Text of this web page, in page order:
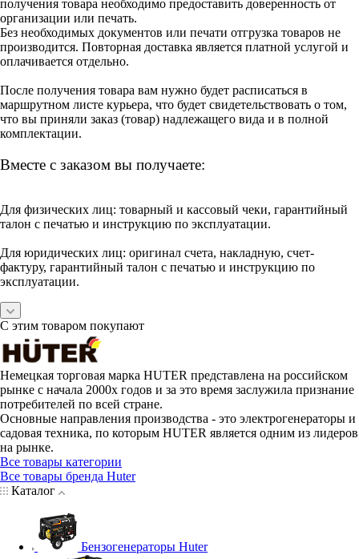
получения товара необходимо предоставить доверенность от
организации или печать.
Без необходимых документов или печати отгрузка товаров не
производится. Повторная доставка является платной услугой и
оплачивается отдельно.
После получения товара вам нужно будет расписаться в
маршрутном листе курьера, что будет свидетельствовать о том,
что вы приняли заказ (товар) надлежащего вида и в полной
комплектации.
Вместе с заказом вы получаете:
Для физических лиц: товарный и кассовый чеки, гарантийный
талон с печатью и инструкцию по эксплуатации.
Для юридических лиц: оригинал счета, накладную, счет-
фактуру, гарантийный талон с печатью и инструкцию по
эксплуатации.
С этим товаром покупают
Немецкая торговая марка HUTER представлена на российском
рынке с начала 2000х годов и за это время заслужила признание
потребителей по всей стране.
Основные направления производства - это электрогенераторы и
садовая техника, по которым HUTER является одним из лидеров
на рынке.
Все товары категории
Все товары бренда Huter
Каталог
Бензогенераторы Huter